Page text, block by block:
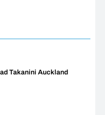
Takanini Auckland